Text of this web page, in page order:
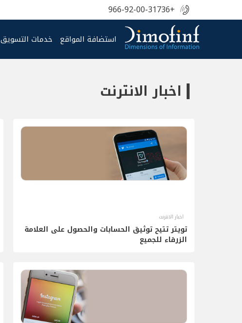
+966-92-00-31736
استضافة المواقع خدمات التسويق
اخبار الانترنت
اخبار الانترنت
تويتر تتيح توثيق الحسابات والحصول على العلامة
الزرقاء للجميع